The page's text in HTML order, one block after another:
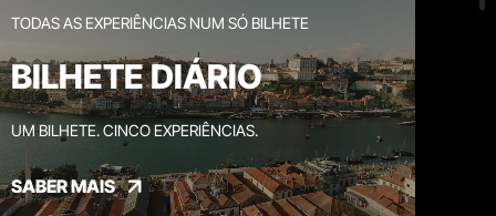
TODAS AS EXPERIÊNCIAS NUM SÓ BILHETE
BILHETE DIÁRIO
UM BILHETE. CINCO EXPERIÊNCIAS.
SABER MAIS